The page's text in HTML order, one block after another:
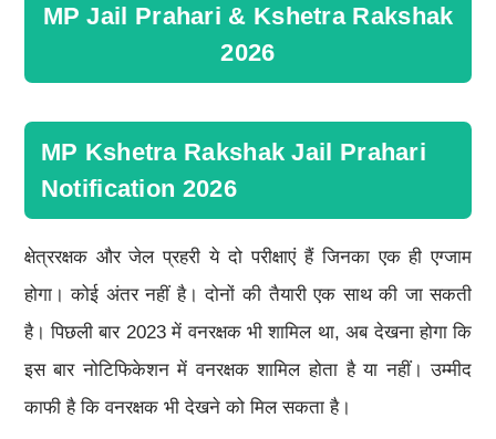
MP Jail Prahari & Kshetra Rakshak
2026
MP Kshetra Rakshak Jail Prahari
Notification 2026
क्षेत्ररक्षक और जेल प्रहरी ये दो परीक्षाएं हैं जिनका एक ही एग्जाम
होगा। कोई अंतर नहीं है। दोनों की तैयारी एक साथ की जा सकती
है। पिछली बार 2023 में वनरक्षक भी शामिल था, अब देखना होगा कि
इस बार नोटिफिकेशन में वनरक्षक शामिल होता है या नहीं। उम्मीद
काफी है कि वनरक्षक भी देखने को मिल सकता है।